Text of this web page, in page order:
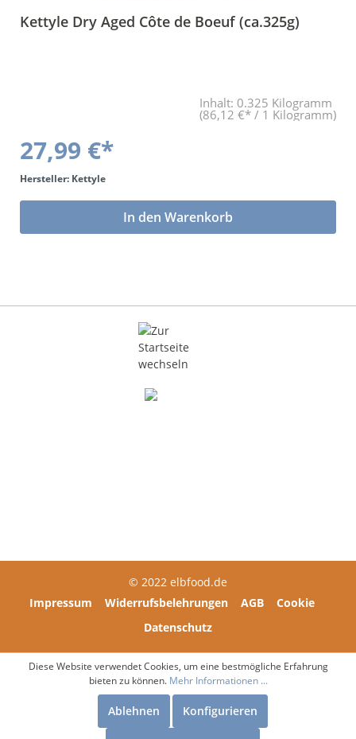
Kettyle Dry Aged Côte de Boeuf (ca.325g)
Inhalt: 0.325 Kilogramm
(86,12 €* / 1 Kilogramm)
27,99 €*
Hersteller: Kettyle
In den Warenkorb
© 2022 elbfood.de
Impressum
Widerrufsbelehrungen AGB
Cookie
Datenschutz
Diese Website verwendet Cookies, um eine bestmögliche Erfahrung
bieten zu können. Mehr Informationen ...
Ablehnen Konfigurieren